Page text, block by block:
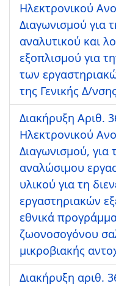
Ηλεκτρονικού
Διαγωνισμού για
αναλυτικού και
εξοπλισμού για
των
της Γενικής Δ/
Διακήρυξη Αριθ.
Ηλεκτρονικού
Διαγωνισμού, για
αναλώσιμου
υλικού για τη
εργαστηριακών
εθνικά
ζωονοσογόνου
μικροβιακής
Διακήρυξη αριθ.